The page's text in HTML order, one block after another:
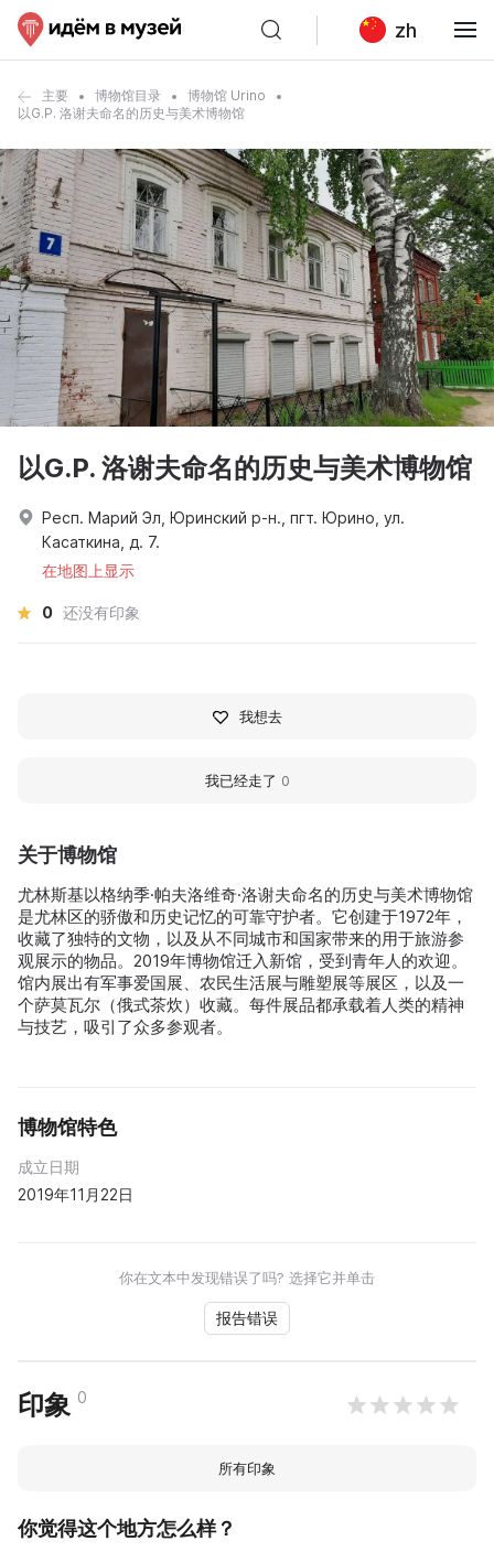
zh
主要 博物馆目录
博物馆 Urino
以G.P. 洛谢夫命名的历史与美术博物馆
关于博物馆
尤林斯基以格纳季·帕夫洛维奇·洛谢夫命名的历史与美术博物馆
是尤林区的骄傲和历史记忆的可靠守护者。它创建于1972年，
收藏了独特的文物，以及从不同城市和国家带来的用于旅游参
观展示的物品。2019年博物馆迁入新馆，受到青年人的欢迎。
馆内展出有军事爱国展、农民生活展与雕塑展等展区，以及一
个萨莫瓦尔（俄式茶炊）收藏。每件展品都承载着人类的精神
与技艺，吸引了众多参观者。
博物馆特色
成立日期
2019年11月22日
你在文本中发现错误了吗? 选择它并单击
报告错误
印象 0
所有印象
你觉得这个地方怎么样？
以G.P. 洛谢夫命名的历史与美术博物馆
Респ. Марий Эл, Юринский р-н., пгт. Юрино, ул.
Касаткина, д. 7.
在地图上显示
0 还没有印象
我想去
我已经走了 0